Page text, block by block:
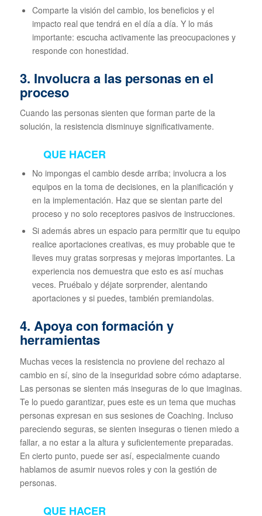
Comparte la visión del cambio, los beneficios y el
impacto real que tendrá en el día a día. Y lo más
importante: escucha activamente las preocupaciones y
responde con honestidad.
3. Involucra a las personas en el
proceso
Cuando las personas sienten que forman parte de la
solución, la resistencia disminuye significativamente.
QUE HACER
No impongas el cambio desde arriba; involucra a los
equipos en la toma de decisiones, en la planificación y
en la implementación. Haz que se sientan parte del
proceso y no solo receptores pasivos de instrucciones.
Si además abres un espacio para permitir que tu equipo
realice aportaciones creativas, es muy probable que te
lleves muy gratas sorpresas y mejoras importantes. La
experiencia nos demuestra que esto es así muchas
veces. Pruébalo y déjate sorprender, alentando
aportaciones y si puedes, también premiandolas.
4. Apoya con formación y
herramientas
Muchas veces la resistencia no proviene del rechazo al
cambio en sí, sino de la inseguridad sobre cómo adaptarse.
Las personas se sienten más inseguras de lo que imaginas.
Te lo puedo garantizar, pues este es un tema que muchas
personas expresan en sus sesiones de Coaching. Incluso
pareciendo seguras, se sienten inseguras o tienen miedo a
fallar, a no estar a la altura y suficientemente preparadas.
En cierto punto, puede ser así, especialmente cuando
hablamos de asumir nuevos roles y con la gestión de
personas.
QUE HACER